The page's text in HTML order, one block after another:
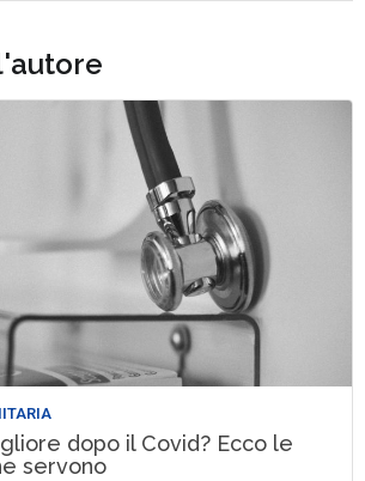
dopo il Covid? Ecco le
servono